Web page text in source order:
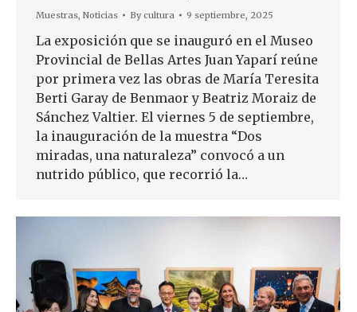
Muestras, Noticias Bycultura 9 septiembre, 2025
La exposición que se inauguró en el Museo
Provincial de Bellas Artes Juan Yaparí reúne
por primera vez las obras de María Teresita
Berti Garay de Benmaor y Beatriz Moraiz de
Sánchez Valtier. El viernes 5 de septiembre,
la inauguración de la muestra “Dos
miradas, una naturaleza” convocó a un
nutrido público, que recorrió la…